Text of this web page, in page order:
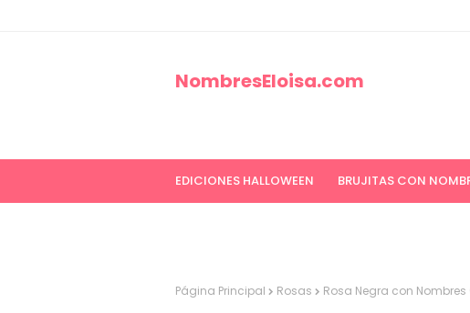
NombresEloisa.com
EDICIONES HALLOWEEN BRUJITAS CON
Página Principal Rosas Rosa Negra con